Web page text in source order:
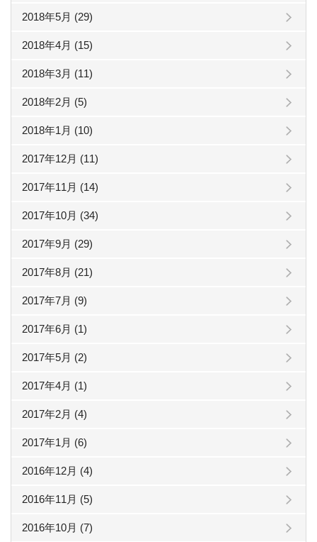
2018年5月 (29)
2018年4月 (15)
2018年3月 (11)
2018年2月 (5)
2018年1月 (10)
2017年12月 (11)
2017年11月 (14)
2017年10月 (34)
2017年9月 (29)
2017年8月 (21)
2017年7月 (9)
2017年6月 (1)
2017年5月 (2)
2017年4月 (1)
2017年2月 (4)
2017年1月 (6)
2016年12月 (4)
2016年11月 (5)
2016年10月 (7)